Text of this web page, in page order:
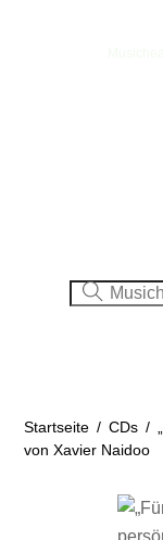
Startseite / CDs /
von Xavier Naidoo